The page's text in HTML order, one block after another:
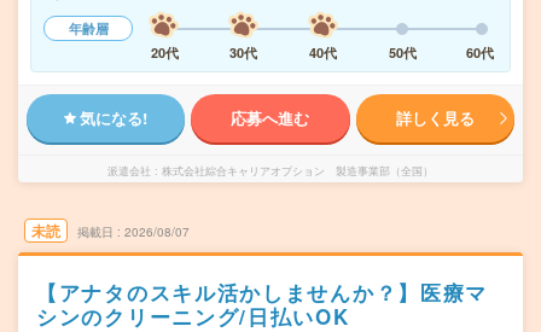
年齢層
20代
30代 40代 50代 60代
気になる! 応募へ進む 詳しく見る
派遣会社 株式会社綜合キャリアオプション 製造事業部（全国）
未読 掲載日 2026/08/07
【アナタのスキル活かしませんか？】医療マ
シンのクリーニング/日払いOK